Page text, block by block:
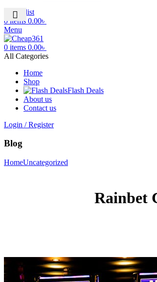
Wishlist
0 items 0.00৳
Menu
0 items 0.00৳
All Categories
Home
Shop
Flash Deals
About us
Contact us
Login / Register
Blog
HomeUncategorized
Rainbet